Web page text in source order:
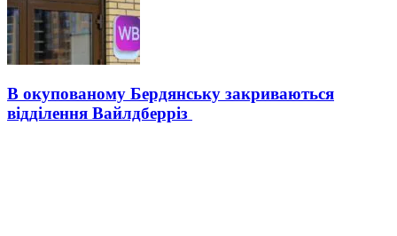
В окупованому Бердянську закриваються
відділення Вайлдберріз